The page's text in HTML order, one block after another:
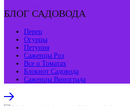
БЛОГ САДОВОДА
Перец
Огурцы
Петуния
Саженцы Роз
Все о Томатах
Блокнот Садовода
Саженцы Винограда